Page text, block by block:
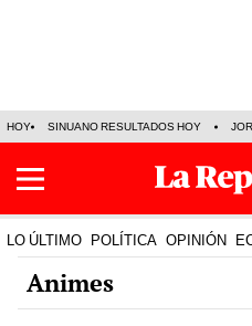
HOY SINUANO RESULTADOS HOY
LO ÚLTIMO POLÍTICA OPINIÓN
Animes